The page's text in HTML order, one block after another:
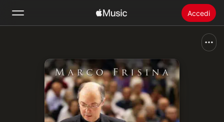
Accedi
Home
Novità
Radio
Installare Apple Music